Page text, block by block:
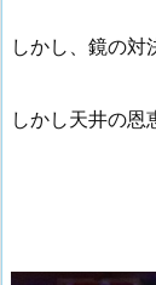
しかし、鏡の対
しかし天井の恩